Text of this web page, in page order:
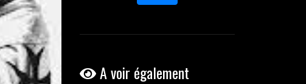
A voir également